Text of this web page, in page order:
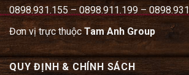
0898.931.155 – 0898.911.199 –
Đơn vị trực thuộcTam Anh Group
QUY ĐỊNH & CHÍNH SÁCH